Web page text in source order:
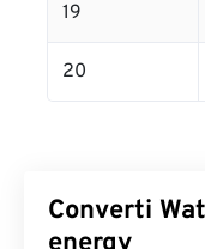
19
20
Converti